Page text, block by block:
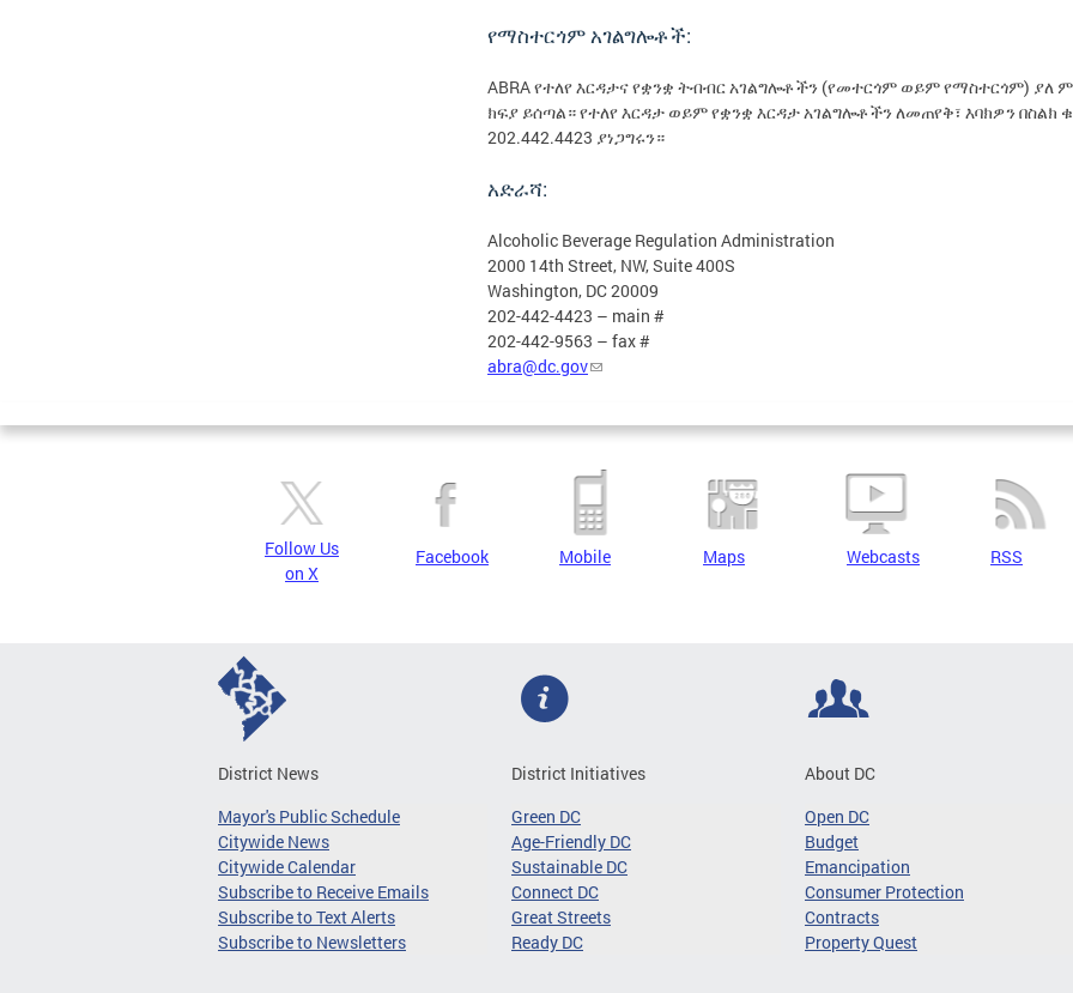
የማስተርጎም አገልግሎቶች:
ABRA የተለየ እርዳታና የቋንቋ ትብብር አገልግሎቶችን (የመተርጎም ወይም የማስተርጎም) ያለ
ክፍያ ይሰጣል። የተለየ እርዳታ ወይም የቋንቋ እርዳታ አገልግሎቶችን ለመጠየቅ፣ እባክዎን በስልክ
202.442.4423 ያነጋግሩን።
አድራሻ:
Alcoholic Beverage Regulation Administration
2000 14th Street, NW, Suite 400S
Washington, DC 20009
202-442-4423 – main #
202-442-9563 – fax #
abra@dc.gov
Follow Us
on X
Facebook Mobile Maps Webcasts RSS
District News
Mayor's Public Schedule
Citywide News
Citywide Calendar
Subscribe to Receive Emails
Subscribe to Text Alerts
Subscribe to Newsletters
District Initiatives
Green DC
Age-Friendly DC
Sustainable DC
Connect DC
Great Streets
Ready DC
About DC
Open DC
Budget
Emancipation
Consumer Protection
Contracts
Property Quest